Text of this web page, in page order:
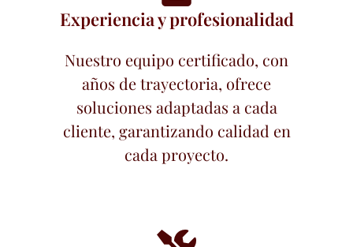
Experiencia y profesionalidad
Nuestro equipo certificado, con
años de trayectoria, ofrece
soluciones adaptadas a cada
cliente, garantizando calidad en
cada proyecto.